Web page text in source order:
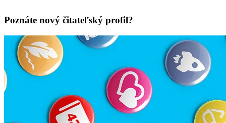
Poznáte nový čitateľský profil?